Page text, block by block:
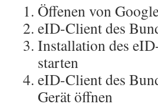
Öffenen von
eID-Client des
Installation des
starten
eID-Client des
Gerät öffnen